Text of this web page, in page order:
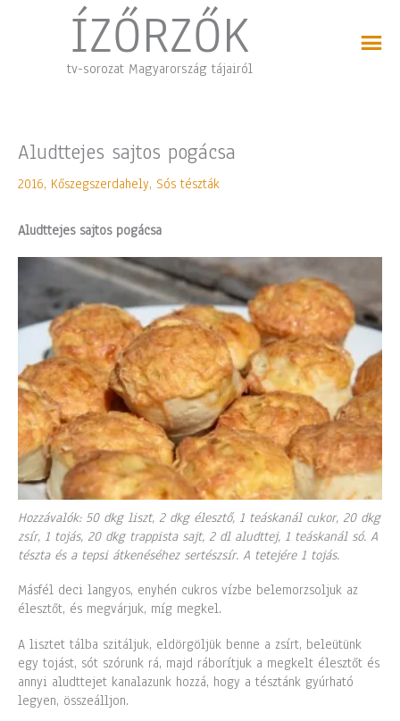
ÍZŐRZŐK
tv-sorozat Magyarország tájairól
Aludttejes sajtos pogácsa
2016, Kőszegszerdahely, Sós tészták
Aludttejes sajtos pogácsa
Hozzávalók: 50 dkg liszt, 2 dkg élesztő, 1 teáskanál cukor, 20 dkg
zsír, 1 tojás, 20 dkg trappista sajt, 2 dl aludttej, 1 teáskanál só. A
tészta és a tepsi átkenéséhez sertészsír. A tetejére 1 tojás.
Másfél deci langyos, enyhén cukros vízbe belemorzsoljuk az
élesztőt, és megvárjuk, míg megkel.
A lisztet tálba szitáljuk, eldörgöljük benne a zsírt, beleütünk
egy tojást, sót szórunk rá, majd ráborítjuk a megkelt élesztőt és
annyi aludttejet kanalazunk hozzá, hogy a tésztánk gyúrható
legyen, összeálljon.